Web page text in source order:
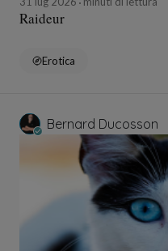
Raideur
Erotica
Bernard Ducosson